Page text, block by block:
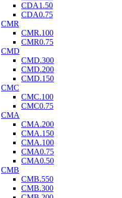
CDA1.50
CDA0.75
CMR
CMR.100
CMR0.75
CMD
CMD.300
CMD.200
CMD.150
CMC
CMC.100
CMC0.75
CMA
CMA.200
CMA.150
CMA.100
CMA0.75
CMA0.50
CMB
CMB.550
CMB.300